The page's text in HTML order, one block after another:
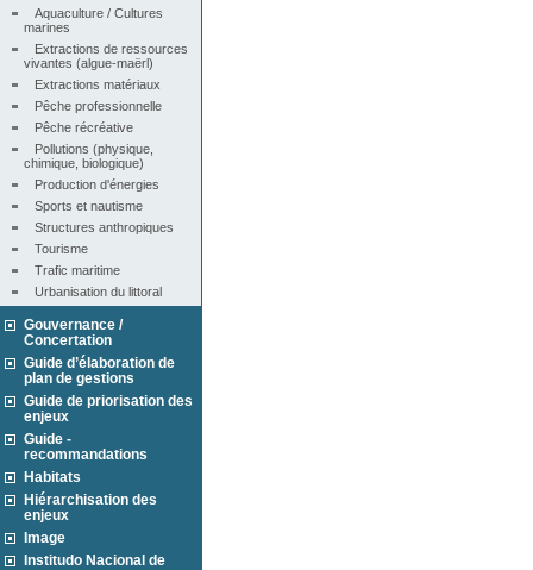
Aquaculture / Cultures
marines
Extractions de ressources
vivantes (algue-maërl)
Extractions matériaux
Pêche professionnelle
Pêche récréative
Pollutions (physique,
chimique, biologique)
Production d'énergies
Sports et nautisme
Structures anthropiques
Tourisme
Trafic maritime
Urbanisation du littoral
Gouvernance /
Concertation
Guide d’élaboration de
plan de gestions
Guide de priorisation des
enjeux
Guide -
recommandations
Habitats
Hiérarchisation des
enjeux
Image
Institudo Nacional de